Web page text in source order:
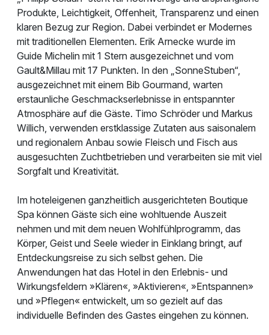
Produkte, Leichtigkeit, Offenheit, Transparenz und einen
klaren Bezug zur Region. Dabei verbindet er Modernes
mit traditionellen Elementen. Erik Arnecke wurde im
Guide Michelin mit 1 Stern ausgezeichnet und vom
Gault&Millau mit 17 Punkten. In den „SonneStuben“,
ausgezeichnet mit einem Bib Gourmand, warten
erstaunliche Geschmackserlebnisse in entspannter
Atmosphäre auf die Gäste. Timo Schröder und Markus
Willich, verwenden erstklassige Zutaten aus saisonalem
und regionalem Anbau sowie Fleisch und Fisch aus
ausgesuchten Zuchtbetrieben und verarbeiten sie mit viel
Sorgfalt und Kreativität.
Im hoteleigenen ganzheitlich ausgerichteten Boutique
Spa können Gäste sich eine wohltuende Auszeit
nehmen und mit dem neuen Wohlfühlprogramm, das
Körper, Geist und Seele wieder in Einklang bringt, auf
Entdeckungsreise zu sich selbst gehen. Die
Anwendungen hat das Hotel in den Erlebnis- und
Wirkungsfeldern »Klären«, »Aktivieren«, »Entspannen»
und »Pflegen« entwickelt, um so gezielt auf das
individuelle Befinden des Gastes eingehen zu können.